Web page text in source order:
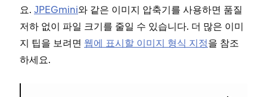
요. JPEGmini와 같은 이미지 압축기를 사용하면 품질
저하 없이 파일 크기를 줄일 수 있습니다. 더 많은 이미
지 팁을 보려면 웹에 표시할 이미지 형식 지정을 참조
하세요.